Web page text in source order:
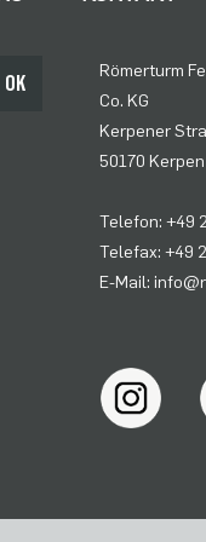
OK
Römerturm
Co. KG
Kerpener
50170 Kerpen
Telefon: +49
Telefax: +49
E-Mail: